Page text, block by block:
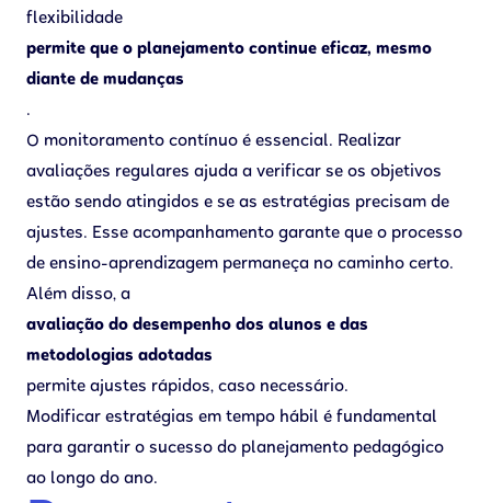
flexibilidade
permite que o planejamento continue eficaz, mesmo
diante de mudanças
.
O monitoramento contínuo é essencial. Realizar
avaliações regulares ajuda a verificar se os objetivos
estão sendo atingidos e se as estratégias precisam de
ajustes. Esse acompanhamento garante que o processo
de ensino-aprendizagem permaneça no caminho certo.
Além disso, a
avaliação do desempenho dos alunos e das
metodologias adotadas
permite ajustes rápidos, caso necessário.
Modificar estratégias em tempo hábil é fundamental
para garantir o sucesso do planejamento pedagógico
ao longo do ano.